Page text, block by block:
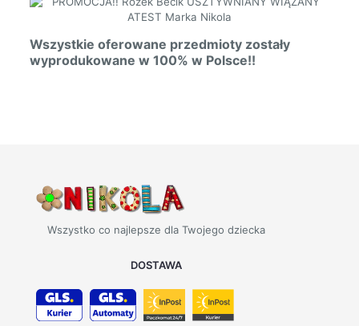
Wszystkie oferowane przedmioty zostały
wyprodukowane w 100% w Polsce!!
Wszystko co najlepsze dla Twojego dziecka
DOSTAWA